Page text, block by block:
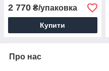
2 770 ₴/упаковка
Купити
Про нас